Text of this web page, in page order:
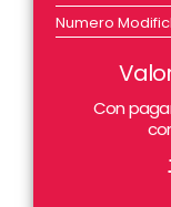
Numero
Con